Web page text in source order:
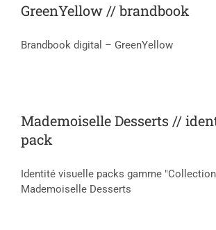
GreenYellow // brandbook
Brandbook digital – GreenYellow
Mademoiselle Desserts //
pack
Identité visuelle packs gamme
Mademoiselle Desserts